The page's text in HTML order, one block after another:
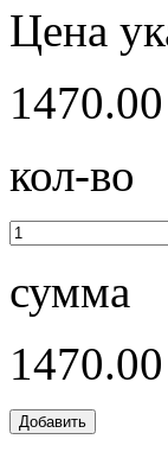
Цена
кол-во
сумма